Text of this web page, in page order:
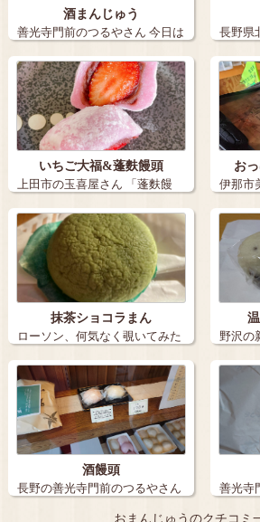
酒まんじゅう
善光寺門前のつるやさん 今日は
善光寺表…
長野県
ある「
いちご大福&蓬麩饅頭
上田市の玉喜屋さん 「蓬麩饅
頭」は、プ…
お
伊那市
っぱい
抹茶ショコラまん
ローソン、何気なく覗いてみた
ら抹茶ショコ…
野沢の
こと
酒饅頭
長野の善光寺門前のつるやさん
善光寺
んへ
おまんじゅうのクチコミ